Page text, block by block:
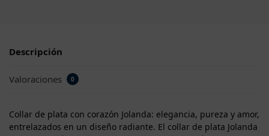
Descripción
Valoraciones 0
Collar de plata con corazón Jolanda: elegancia, pureza y amor,
entrelazados en un diseño radiante. El collar de plata Jolanda